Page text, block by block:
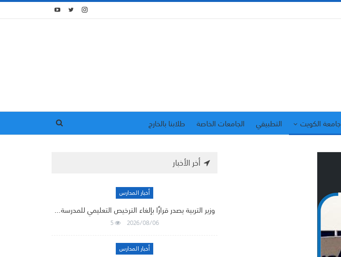
جامعة الكويت التطبيقي الجامعات الخاصة
طلابنا بالخارج
أخر الأخبار
أخبار المدارس
وزير التربية يصدر قرارًا بإلغاء الترخيص التعليمي للمدرسة…
2026/08/06
5
أخبار المدارس